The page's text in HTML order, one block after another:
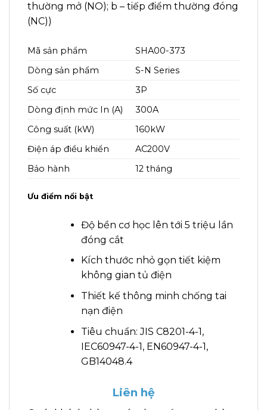
thường mở (NO); b – tiếp điểm thường đóng
(NC))
Mã sản phẩm
SHA00-373
Dòng sản phẩm
S-N Series
Số cực
3P
Dòng định mức In (A)
300A
Công suất (kW)
160kW
Điện áp điều khiển
AC200V
Bảo hành
12 tháng
Ưu điểm nổi bật
Độ bền cơ học lên tới 5 triệu lần
đóng cắt
Kích thước nhỏ gọn tiết kiệm
không gian tủ điện
Thiết kế thông minh chống tai
nạn điện
Tiêu chuẩn: JIS C8201-4-1,
IEC60947-4-1, EN60947-4-1,
GB14048.4
Liên hệ